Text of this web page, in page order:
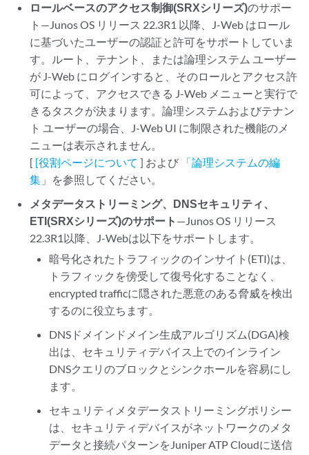
ロールベースのアクセス制御(SRXシリーズ)のサポー
ト—Junos OS リリース 22.3R1 以降、J-Web はロール
に基づいたユーザーの認証と許可をサポートしていま
す。ルート、テナント、または論理システム ユーザー
が J-Web にログインすると、そのロールとアクセス許
可によって、アクセスできる J-Web メニューと実行で
きるタスクが決まります。論理システムおよびテナン
ト ユーザーの場合、J-Web UI に制限された機能のメ
ニューは表示されません。
[ [役割ページについて ] および
「論理システムの編
集 」を参照してください。
メタデータストリーミング、DNSセキュリティ、
ETI(SRXシリーズ)のサポート —Junos OS リリース
22.3R1以降、J-Webは以下をサポートします。
暗号化されたトラフィックのインサイト(ETI)は、
トラフィックを傍受して復号化することなく、
encrypted trafficに隠された悪意のある脅威を検出
するのに役立ちます。
DNSドメインドメイン生成アルゴリズム(DGA)検
出は、セキュリティデバイス上でのインライン
DNSクエリのブロックとシンクホールを容易にし
ます。
セキュリティメタデータストリーミングポリシー
は、セキュリティデバイスがネットワークのメタ
データと接続パターンをJuniper ATP Cloudに送信